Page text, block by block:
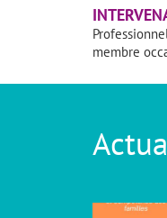
membre